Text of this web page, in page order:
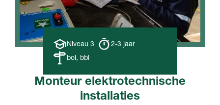
Opleiding
Niveau 3
Opleiding
duur
2-3 jaar
Leerweg
bol, bbl
Monteur elektrotechnische
installaties